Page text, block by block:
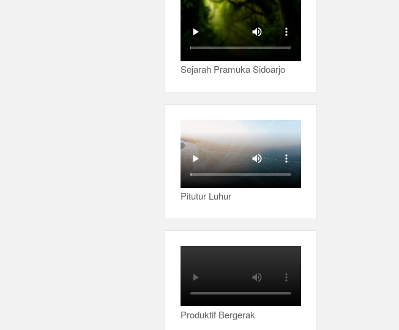
Sejarah Pramuka Sidoarjo
Pitutur Luhur
Produktif Bergerak